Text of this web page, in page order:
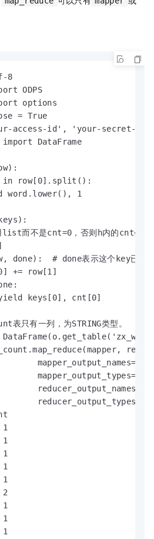
8
ODPS
options
= True
access-id', 'your-secret-
DataFrame
in row[0].split():
1
而不是cnt=0，否则h内的cnt会被认
# done表示这个key已经迭
+= row[1]
keys[0], cnt[0]
只有一列，为STRING类型。